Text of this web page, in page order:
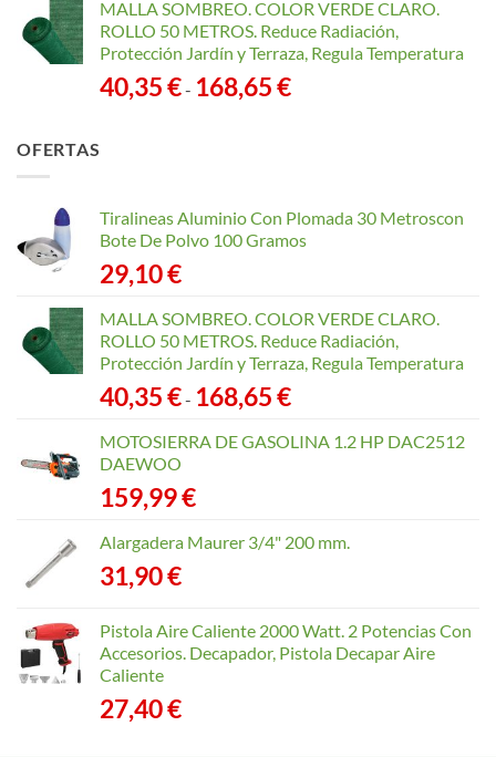
MALLA SOMBREO. COLOR VERDE CLARO.
ROLLO 50 METROS. Reduce Radiación,
Protección Jardín y Terraza, Regula Temperatura
40,35€- 168,65€Rango
168,65 €
OFERTAS
Tiralineas Aluminio Con Plomada 30 Metroscon
Bote De Polvo 100 Gramos
29,10€
MALLA SOMBREO. COLOR VERDE CLARO.
ROLLO 50 METROS. Reduce Radiación,
Protección Jardín y Terraza, Regula Temperatura
40,35€- 168,65€Rango
precios:
MOTOSIERRA DE GASOLINA 1.2 HP DAC2512
DAEWOO
159,99€
Alargadera Maurer 3/4" 200 mm.
31,90€
Pistola Aire Caliente 2000 Watt. 2 Potencias Con
Accesorios. Decapador, Pistola Decapar Aire
Caliente
27,40€